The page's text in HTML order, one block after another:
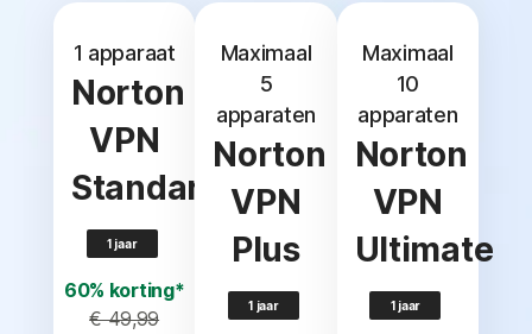
1 apparaat
Norton
VPN
Standard
1 jaar
60% korting*
€ 49,99
Maximaal
5
apparaten
Norton
VPN
Plus
1 jaar
Maximaal
10
apparaten
Norton
VPN
Ultimate
1 jaar